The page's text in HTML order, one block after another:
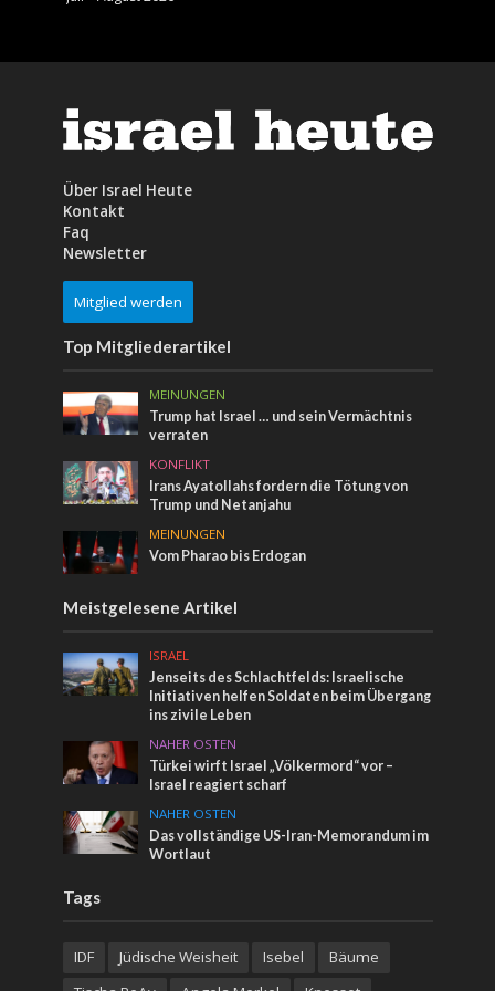
Über Israel Heute
Kontakt
Faq
Newsletter
Mitglied werden
Top Mitgliederartikel
MEINUNGEN
Trump hat Israel … und sein Vermächtnis
verraten
KONFLIKT
Irans Ayatollahs fordern die Tötung von
Trump und Netanjahu
MEINUNGEN
Vom Pharao bis Erdogan
Meistgelesene Artikel
ISRAEL
Jenseits des Schlachtfelds: Israelische
Initiativen helfen Soldaten beim Übergang
ins zivile Leben
NAHER OSTEN
Türkei wirft Israel „Völkermord“ vor –
Israel reagiert scharf
NAHER OSTEN
Das vollständige US-Iran-Memorandum im
Wortlaut
Tags
IDF Jüdische Weisheit Isebel
Bäume